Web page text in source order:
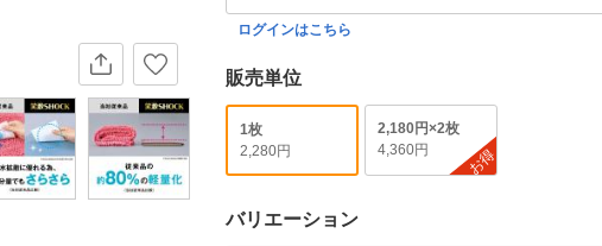
ログインはこちら
販売単位
1枚
2,280円
2,180円×2枚
4,360円
お得
バリエーション